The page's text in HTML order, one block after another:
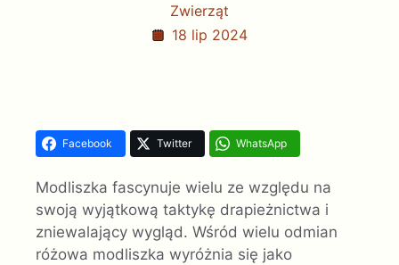
Zwierząt
18 lip 2024
Facebook Twitter WhatsApp
Modliszka fascynuje wielu ze względu na
swoją wyjątkową taktykę drapieżnictwa i
zniewalający wygląd. Wśród wielu odmian
różowa modliszka wyróżnia się jako